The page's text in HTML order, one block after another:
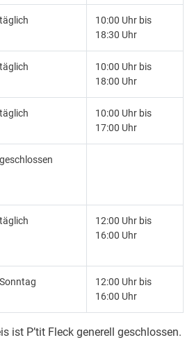
täglich
10:00 Uhr bis
18:30 Uhr
täglich
10:00 Uhr bis
18:00 Uhr
täglich
10:00 Uhr bis
17:00 Uhr
geschlossen
täglich
12:00 Uhr bis
16:00 Uhr
Sonntag
12:00 Uhr bis
16:00 Uhr
ist P’tit Fleck generell geschlossen.